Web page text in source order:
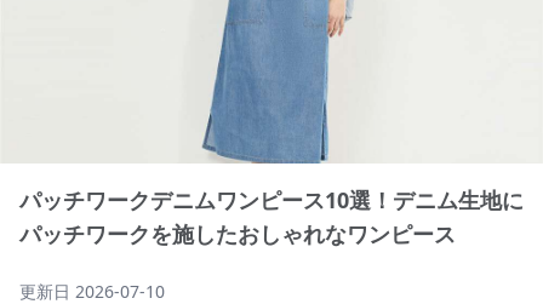
パッチワークデニムワンピース10選！デニム生地に
パッチワークを施したおしゃれなワンピース
更新日 2026-07-10